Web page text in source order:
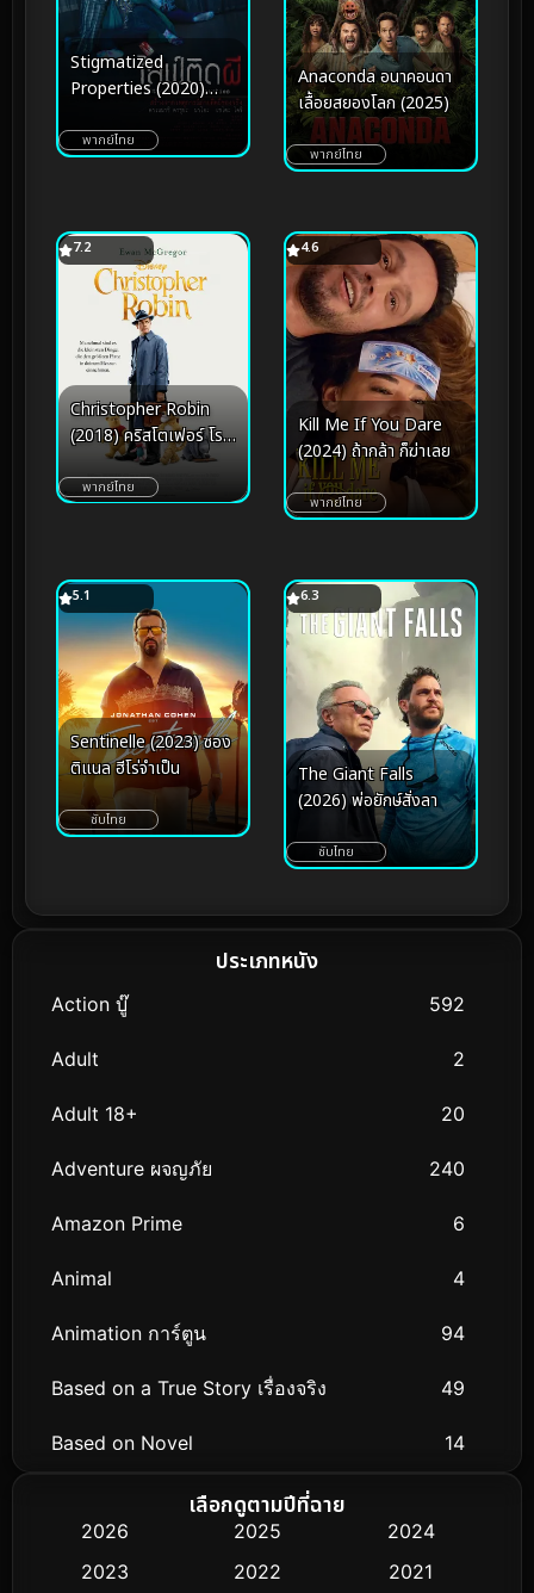
Stigmatized
Properties (2020)
พากย์ไทย
Anaconda อนาคอนดา
เลื้อยสยองโลก (2025)
พากย์ไทย
7.2
Christopher Robin
(2018) คริสโตเฟอร์ โร
พากย์ไทย
4.6
Kill Me If You Dare
(2024) ถ้ากล้า ก็ฆ่าเลย
พากย์ไทย
5.1
Sentinelle (2023) ซอง
ติแนล ฮีโร่จำเป็น
ซับไทย
6.3
The Giant Falls
(2026) พ่อยักษ์สั่งลา
ซับไทย
ประเภทหนัง
Action บู๊ 592
Adult 2
Adult 18+ 20
Adventure ผจญภัย 240
Amazon Prime 6
Animal 4
Animation การ์ตูน 94
Based on a True Story เรื่องจริง 49
Based on Novel 14
Biography ชีวิตจริงเลือกดูตามปีที่ฉาย
2026 2025
2024
2023
2022
2021